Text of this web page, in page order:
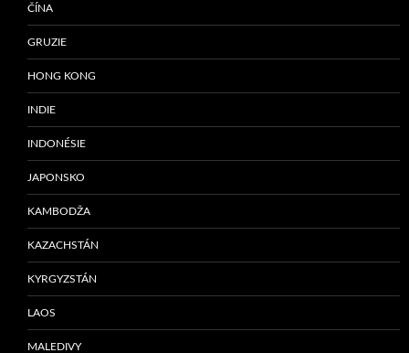
ČÍNA
GRUZIE
HONG KONG
INDIE
INDONÉSIE
JAPONSKO
KAMBODŽA
KAZACHSTÁN
KYRGYZSTÁN
LAOS
MALEDIVY